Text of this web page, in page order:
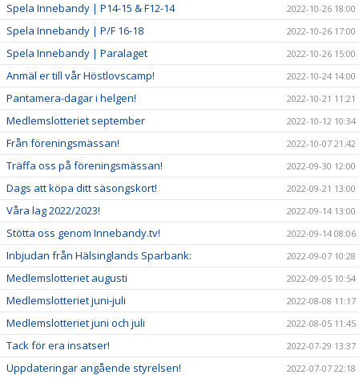
Spela Innebandy | P14-15 & F12-14 2022-10-26 18:00
Spela Innebandy | P/F 16-18 2022-10-26 17:00
Spela Innebandy | Paralaget 2022-10-26 15:00
Anmäl er till vår Höstlovscamp! 2022-10-24 14:00
Pantamera-dagar i helgen! 2022-10-21 11:21
Medlemslotteriet september 2022-10-12 10:34
Från föreningsmässan! 2022-10-07 21:42
Träffa oss på föreningsmässan! 2022-09-30 12:00
Dags att köpa ditt säsongskort! 2022-09-21 13:00
Våra lag 2022/2023! 2022-09-14 13:00
Stötta oss genom Innebandy.tv! 2022-09-14 08:06
Inbjudan från Hälsinglands Sparbank: 2022-09-07 10:28
Medlemslotteriet augusti 2022-09-05 10:54
Medlemslotteriet juni-juli 2022-08-08 11:17
Medlemslotteriet juni och juli 2022-08-05 11:45
Tack för era insatser! 2022-07-29 13:37
Uppdateringar angående styrelsen! 2022-07-07 22:18